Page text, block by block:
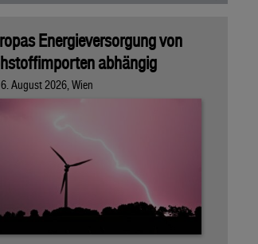
Energieversorgung von
abhängig
6. August 2026, Wien